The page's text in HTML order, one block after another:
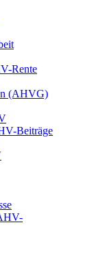
Rente
(AHVG)
Beiträge